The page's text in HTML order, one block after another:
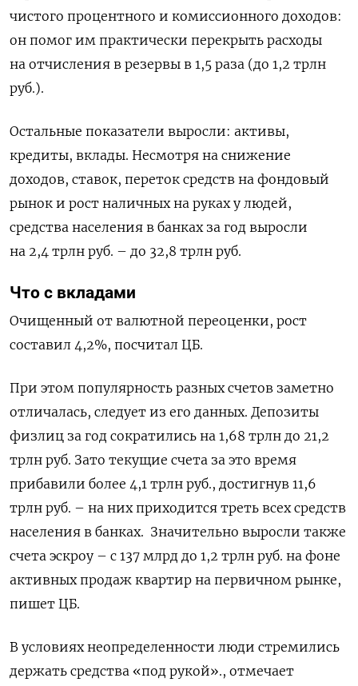
чистого процентного и комиссионного доходов:
он помог им практически перекрыть расходы
на отчисления в резервы в 1,5 раза (до 1,2 трлн
руб.).
Остальные показатели выросли: активы,
кредиты, вклады. Несмотря на снижение
доходов, ставок, переток средств на фондовый
рынок и рост наличных на руках у людей,
средства населения в банках за год выросли
на 2,4 трлн руб. – до 32,8 трлн руб.
Что с вкладами
Очищенный от валютной переоценки, рост
составил 4,2%, посчитал ЦБ.
При этом популярность разных счетов заметно
отличалась, следует из его данных. Депозиты
физлиц за год сократились на 1,68 трлн до 21,2
трлн руб. Зато текущие счета за это время
прибавили более 4,1 трлн руб., достигнув 11,6
трлн руб. – на них приходится треть всех средств
населения в банках. Значительно выросли также
счета эскроу – с 137 млрд до 1,2 трлн руб. на фоне
активных продаж квартир на первичном рынке,
пишет ЦБ.
В условиях неопределенности люди стремились
держать средства «под рукой»., отмечает